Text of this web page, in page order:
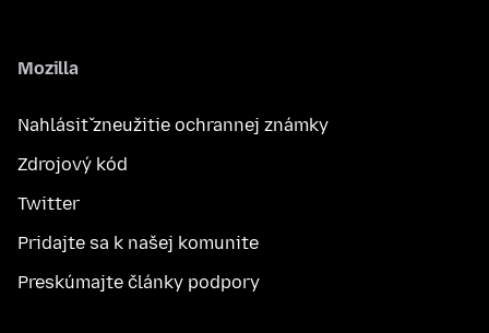
Mozilla
Nahlásiť zneužitie ochrannej známky
Zdrojový kód
Twitter
Pridajte sa k našej komunite
Preskúmajte články podpory